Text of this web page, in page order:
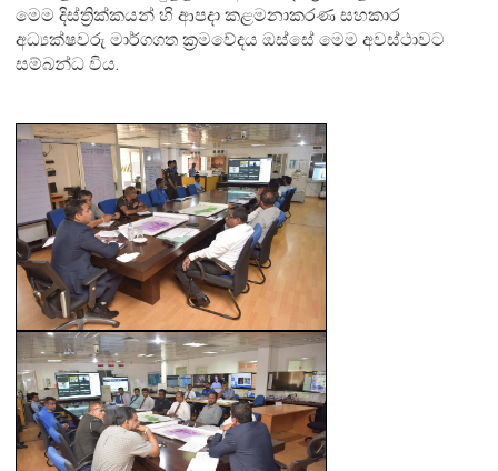
මෙම දිස්ත්‍රික්කයන් හි ආපදා කළමනාකරණ සහකාර
අධ්‍යක්ෂවරු මාර්ගගත ක්‍රමවේදය ඔස්සේ මෙම අවස්ථාවට
සම්බන්ධ විය.